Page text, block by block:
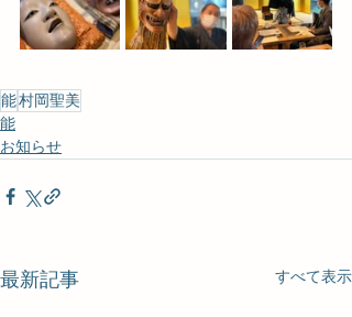
能村岡聖美
能
お知らせ
最新記事 すべて表示